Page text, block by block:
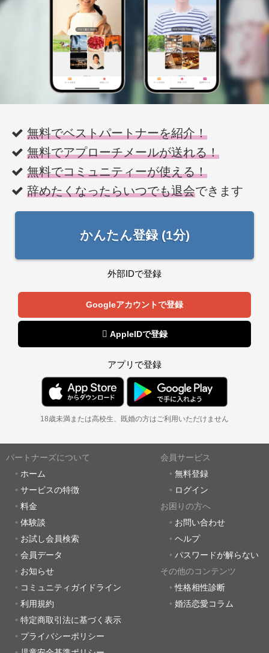
無料でベストパートナーを紹介！
無料でアプローチメールが送れる！
無料でコミュニティーが使える！
辞めたくなったらいつでも退会できます
かんたん登録 (1分)
外部IDで登録
Googleアカウントで登録
 AppleIDで登録
アプリで登録
18歳未満または高校生、既婚の方はご利用いただけません
パートナーズについて
ホーム
サービスの特徴
料金
体験談
お試し会員検索
会員データ
お知らせ
コミュニティガイドライン
利用規約
特定商取引法に基づく表示
プライバシーポリシー
会員サービス
無料登録
ログイン
お困りの方へ
お問い合わせ
ヘルプ
パスワードが解らない
その他のコンテンツ
性格相性診断
婚活恋愛コラム